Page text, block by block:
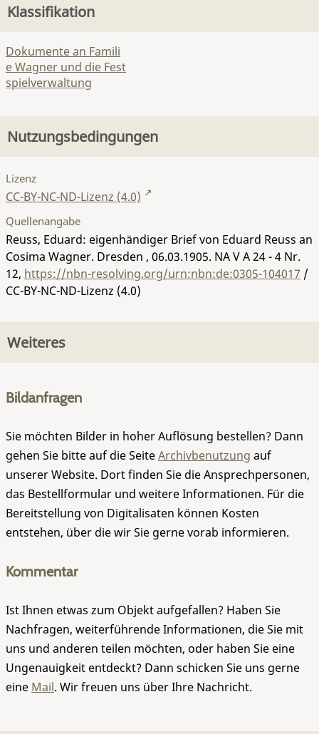
Klassifikation
Dokumente an Famili
e Wagner und die Fest
spielverwaltung
Nutzungsbedingungen
Lizenz
CC-BY-NC-ND-Lizenz (4.0)
Quellenangabe
Reuss, Eduard: eigenhändiger Brief von Eduard Reuss an
Cosima Wagner. Dresden , 06.03.1905. NA V A 24 - 4 Nr.
12, https://nbn-resolving.org/urn:nbn:de:0305-104017 /
CC-BY-NC-ND-Lizenz (4.0)
Weiteres
Bildanfragen
Sie möchten Bilder in hoher Auflösung bestellen? Dann
gehen Sie bitte auf die SeiteArchivbenutzung auf
unserer Website. Dort finden Sie die Ansprechpersonen,
das Bestellformular und weitere Informationen. Für die
Bereitstellung von Digitalisaten können Kosten
entstehen, über die wir Sie gerne vorab informieren.
Kommentar
Ist Ihnen etwas zum Objekt aufgefallen? Haben Sie
Nachfragen, weiterführende Informationen, die Sie mit
uns und anderen teilen möchten, oder haben Sie eine
Ungenauigkeit entdeckt? Dann schicken Sie uns gerne
eine Mail. Wir freuen uns über Ihre Nachricht.